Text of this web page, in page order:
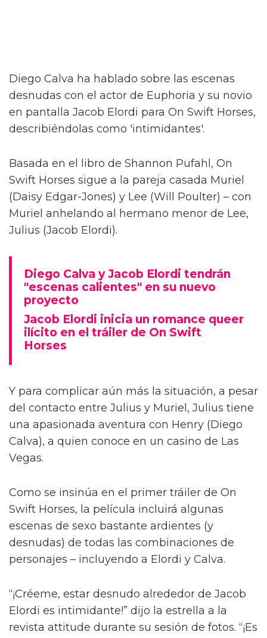
Diego Calva ha hablado sobre las escenas
desnudas con el actor de Euphoria y su novio
en pantalla Jacob Elordi para On Swift Horses,
describiéndolas como 'intimidantes'.
Basada en el libro de Shannon Pufahl, On
Swift Horses sigue a la pareja casada Muriel
(Daisy Edgar-Jones) y Lee (Will Poulter) – con
Muriel anhelando al hermano menor de Lee,
Julius (Jacob Elordi).
Diego Calva y Jacob Elordi tendrán
"escenas calientes" en su nuevo
proyecto
Jacob Elordi inicia un romance queer
ilícito en el tráiler de On Swift
Horses
Y para complicar aún más la situación, a pesar
del contacto entre Julius y Muriel, Julius tiene
una apasionada aventura con Henry (Diego
Calva), a quien conoce en un casino de Las
Vegas.
Como se insinúa en el primer tráiler de On
Swift Horses, la película incluirá algunas
escenas de sexo bastante ardientes (y
desnudas) de todas las combinaciones de
personajes – incluyendo a Elordi y Calva.
“¡Créeme, estar desnudo alrededor de Jacob
Elordi es intimidante!” dijo la estrella a la
revista attitude durante su sesión de fotos. “¡Es